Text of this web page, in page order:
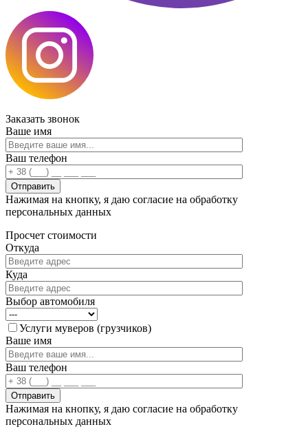
Заказать звонок
Ваше имя
Ваш телефон
Нажимая на кнопку, я даю согласие на обработку
персональных данных
Просчет стоимости
Откуда
Куда
Выбор автомобиля
Услуги муверов (грузчиков)
Ваше имя
Ваш телефон
Нажимая на кнопку, я даю согласие на обработку
персональных данных